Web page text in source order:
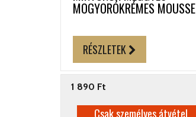
MOGYORÓKRÉMES MOUSSE
RÉSZLETEK
1 890 Ft
Csak személyes átvétel